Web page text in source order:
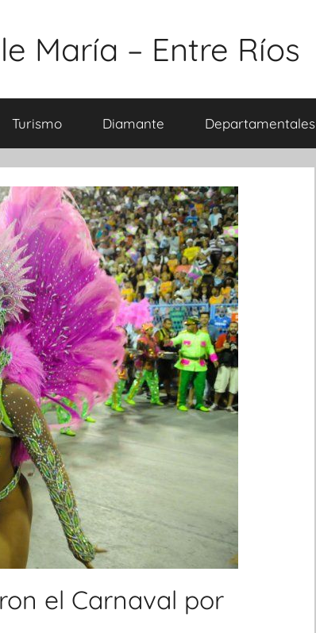
María – Entre Ríos
Turismo Diamante Departamentales
el Carnaval por